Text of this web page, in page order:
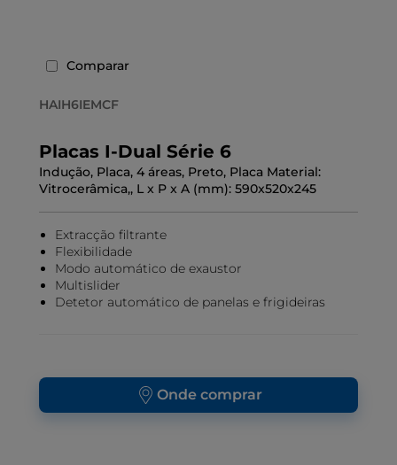
Comparar
HAIH6IEMCF
Placas I-Dual Série 6
Indução, Placa, 4 áreas, Preto, Placa Material:
Vitrocerâmica,, L x P x A (mm): 590x520x245
Extracção filtrante
Flexibilidade
Modo automático de exaustor
Multislider
Detetor automático de panelas e frigideiras
Onde comprar